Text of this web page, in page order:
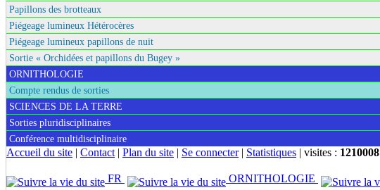
Papillons des brotteaux
Piégeage lumineux Hétérocères
Piégeage lumineux papillons de nuit
Sortie « Orchidées et papillons du Bugey »
ORNITHOLOGIE
Compte rendus de sorties
SCIENCES DE LA TERRE
Sorties pluridisciplinaires
Conférence multidisciplinaire
Accueil du site | Contact | Plan du site | Se connecter| Statistiques | visites : 1210008
FR ORNITHOLOGIE